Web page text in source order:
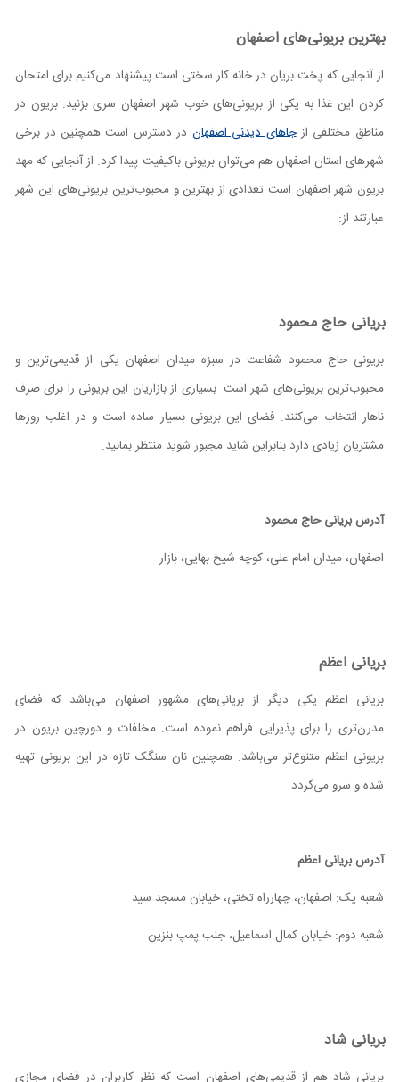
بهترین بریونی‌های اصفهان
از آنجایی که پخت بریان در خانه کار سختی است پیشنهاد می‌کنیم برای امتحان
کردن این غذا به یکی از بریونی‌های خوب شهر اصفهان سری بزنید. بریون در
مناطق مختلفی ازجاهای دیدنی اصفهان در دسترس است همچنین در برخی
شهر‌های استان اصفهان هم می‌توان بریونی باکیفیت پیدا کرد. از آنجایی که مهد
بریون شهر اصفهان است تعدادی از بهترین و محبوب‌ترین بریونی‌های این شهر
عبارتند از:
بریانی حاج محمود
بریونی حاج محمود شفاعت در سبزه میدان اصفهان یکی از قدیمی‌ترین و
محبوب‌ترین بریونی‌های شهر است. بسیاری از بازاریان این بریونی را برای صرف
ناهار انتخاب می‌کنند. فضای این بریونی بسیار ساده است و در اغلب روزها
مشتریان زیادی دارد بنابراین شاید مجبور شوید منتظر بمانید.
آدرس بریانی حاج محمود
اصفهان، میدان امام علی، کوچه شیخ بهایی، بازار
بریانی اعظم
بریانی اعظم یکی دیگر از بریانی‌های مشهور اصفهان می‌باشد که فضای
مدرن‌تری را برای پذیرایی فراهم نموده است. مخلفات و دورچین بریون در
بریونی اعظم متنوع‌تر می‌باشد. همچنین نان سنگک تازه در این بریونی تهیه
شده و سرو می‌گردد.
آدرس بریانی اعظم
شعبه یک: اصفهان، چهارراه تختی، خیابان مسجد سید
شعبه دوم: خیابان کمال اسماعیل، جنب پمپ بنزین
بریانی شاد
بریانی شاد هم از قدیمی‌های اصفهان است که نظر کاربران در فضای مجازی